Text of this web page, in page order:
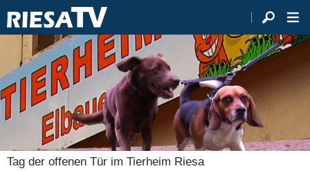
Tag der offenen Tür im Tierheim Riesa